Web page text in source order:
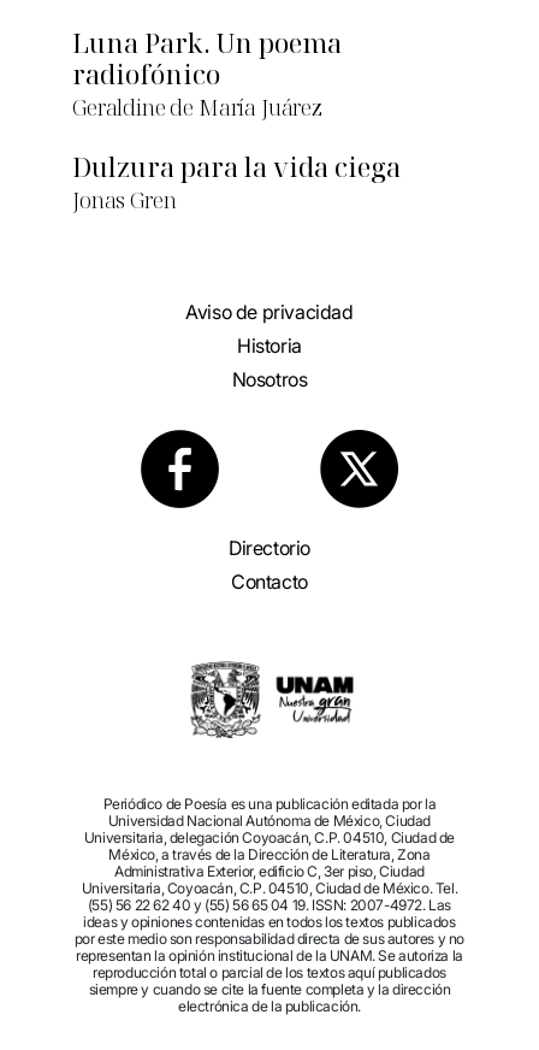
Luna Park. Un poema
radiofónico
Geraldine de María Juárez
Dulzura para la vida ciega
Jonas Gren
Aviso de privacidad
Historia
Nosotros
Directorio
Contacto
Periódico de Poesía es una publicación editada por la
Universidad Nacional Autónoma de México, Ciudad
Universitaria, delegación Coyoacán, C.P. 04510, Ciudad de
México, a través de la Dirección de Literatura, Zona
Administrativa Exterior, edificio C, 3er piso, Ciudad
Universitaria, Coyoacán, C.P. 04510, Ciudad de México. Tel.
(55) 56 22 62 40 y (55) 56 65 04 19. ISSN: 2007-4972. Las
ideas y opiniones contenidas en todos los textos publicados
por este medio son responsabilidad directa de sus autores y no
representan la opinión institucional de la UNAM. Se autoriza la
reproducción total o parcial de los textos aquí publicados
siempre y cuando se cite la fuente completa y la dirección
electrónica de la publicación.